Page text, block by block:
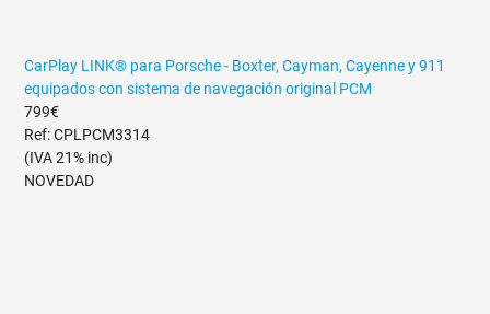
CarPlay LINK® para Porsche - Boxter, Cayman, Cayenne y 911
equipados con sistema de navegación original PCM
799€
Ref: CPLPCM3314
(IVA 21% inc)
NOVEDAD